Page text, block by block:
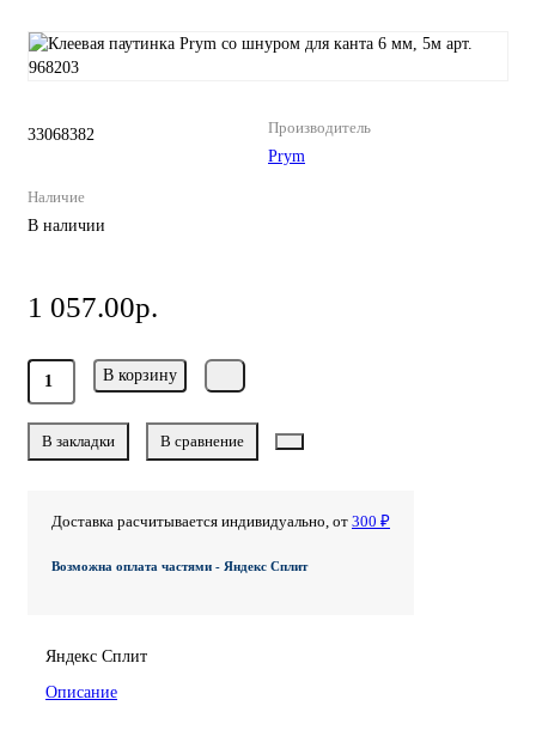
33068382
Производитель
Prym
Наличие
В наличии
1 057.00р.
В корзину
В закладки В сравнение
Доставка расчитывается индивидуально, от 300 ₽
Возможна оплата частями - Яндекс Сплит
Яндекс Сплит
Описание